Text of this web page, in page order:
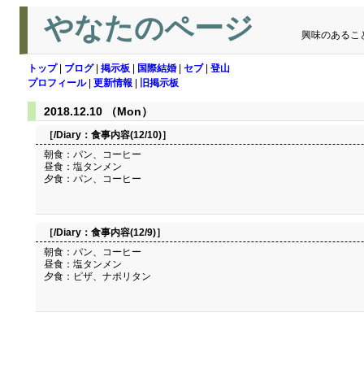
やなたのページ 興味のあるこ
トップ| ブログ| 掲示板 国際結婚 セブ| 登山
プロフィール| 更新情報 旧掲示板
2018.12.10 （Mon）
［/Diary： 食事内容(12/10)］
朝食：パン、コーヒー
昼食：塩タンメン
夕食：パン、コーヒー
［/Diary： 食事内容(12/9)］
朝食：パン、コーヒー
昼食：塩タンメン
夕食：ピザ、ナポリタン